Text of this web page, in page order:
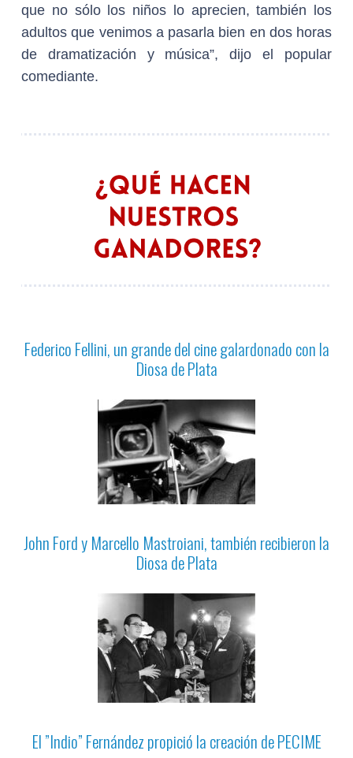
que no sólo los niños lo aprecien, también los
adultos que venimos a pasarla bien en dos horas
de dramatización y música”, dijo el popular
comediante.
Federico Fellini, un grande del cine galardonado con la
Diosa de Plata
John Ford y Marcello Mastroiani, también recibieron la
Diosa de Plata
El ”Indio” Fernández propició la creación de PECIME